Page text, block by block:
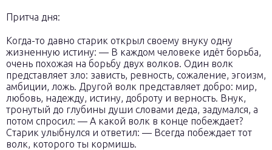
Притча дня:
Когда-то давно старик открыл своему внуку одну
жизненную истину: — В каждом человеке идёт борьба,
очень похожая на борьбу двух волков. Один волк
представляет зло: зависть, ревность, сожаление, эгоизм,
амбиции, ложь. Другой волк представляет добро: мир,
любовь, надежду, истину, доброту и верность. Внук,
тронутый до глубины души словами деда, задумался, а
потом спросил: — А какой волк в конце побеждает?
Старик улыбнулся и ответил: — Всегда побеждает тот
волк, которого ты кормишь.